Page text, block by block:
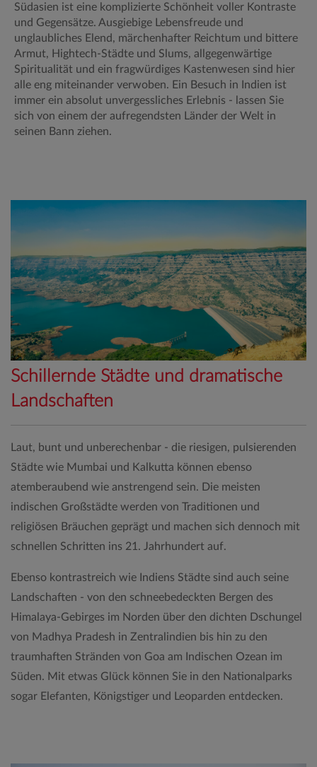
Südasien ist eine komplizierte Schönheit voller Kontraste
und Gegensätze. Ausgiebige Lebensfreude und
unglaubliches Elend, märchenhafter Reichtum und bittere
Armut, Hightech-Städte und Slums, allgegenwärtige
Spiritualität und ein fragwürdiges Kastenwesen sind hier
alle eng miteinander verwoben. Ein Besuch in Indien ist
immer ein absolut unvergessliches Erlebnis - lassen Sie
sich von einem der aufregendsten Länder der Welt in
seinen Bann ziehen.
Schillernde Städte und dramatische
Landschaften
Laut, bunt und unberechenbar - die riesigen, pulsierenden
Städte wie Mumbai und Kalkutta können ebenso
atemberaubend wie anstrengend sein. Die meisten
indischen Großstädte werden von Traditionen und
religiösen Bräuchen geprägt und machen sich dennoch mit
schnellen Schritten ins 21. Jahrhundert auf.
Ebenso kontrastreich wie Indiens Städte sind auch seine
Landschaften - von den schneebedeckten Bergen des
Himalaya-Gebirges im Norden über den dichten Dschungel
von Madhya Pradesh in Zentralindien bis hin zu den
traumhaften Stränden von Goa am Indischen Ozean im
Süden. Mit etwas Glück können Sie in den Nationalparks
sogar Elefanten, Königstiger und Leoparden entdecken.